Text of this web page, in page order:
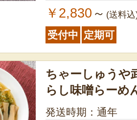
￥2,830 ～ (送料
受付中 定期可
ちゃーしゅうや
らし味噌らーめ
発送時期：通年